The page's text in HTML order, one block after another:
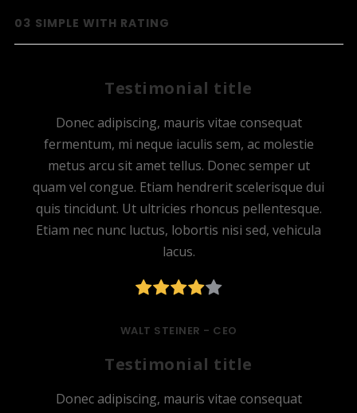
03 SIMPLE WITH RATING
Testimonial title
Donec adipiscing, mauris vitae consequat
fermentum, mi neque iaculis sem, ac molestie
metus arcu sit amet tellus. Donec semper ut
quam vel congue. Etiam hendrerit scelerisque dui
quis tincidunt. Ut ultricies rhoncus pellentesque.
Etiam nec nunc luctus, lobortis nisi sed, vehicula
lacus.
WALT STEINER - CEO
Testimonial title
Donec adipiscing, mauris vitae consequat